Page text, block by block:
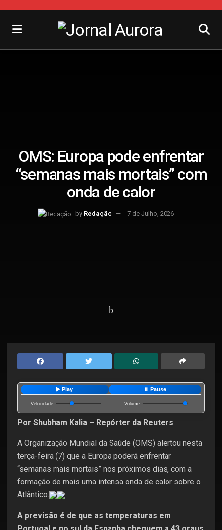
OMS: Europa pode enfrentar
“semanas mais mortais” com
onda de calor
by Redação 7 de Julho, 2026
▶️ Play ⏸️ Pause
Velocidade: Volume:
Por Shubham Kalia – Repórter da Reuters
A Organização Mundial da Saúde (OMS) alertou nesta
terça-feira (7) que a Europa poderá enfrentar
“semanas mais mortais” nos próximos dias, com a
formação de mais uma intensa onda de calor sobre o
Atlântico.
A previsão é de que as temperaturas em